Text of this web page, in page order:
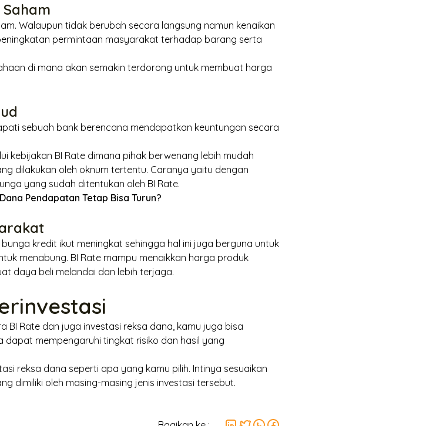
Walaupun tidak berubah secara langsung namun kenaikan
permintaan masyarakat terhadap barang serta
di mana akan semakin terdorong untuk membuat harga
sebuah bank berencana mendapatkan keuntungan secara
kebijakan BI Rate dimana pihak berwenang lebih mudah
dilakukan oleh oknum tertentu. Caranya yaitu dengan
yang sudah ditentukan oleh BI Rate.
Pendapatan Tetap Bisa Turun?
kredit ikut meningkat sehingga hal ini juga berguna untuk
menabung. BI Rate mampu menaikkan harga produk
daya beli melandai dan lebih terjaga.
BI Rate dan juga investasi reksa dana, kamu juga bisa
dapat mempengaruhi tingkat risiko dan hasil yang
reksa dana seperti apa yang kamu pilih. Intinya sesuaikan
dimiliki oleh masing-masing jenis investasi tersebut.